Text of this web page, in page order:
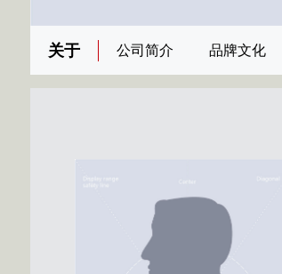
关于 公司简介 品牌文化